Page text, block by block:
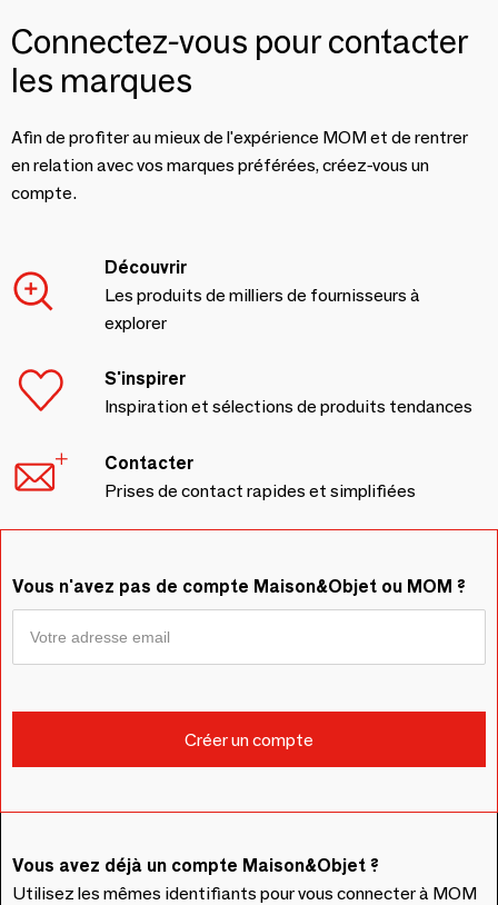
Connectez-vous pour contacter
les marques
Afin de profiter au mieux de l'expérience MOM et de rentrer
en relation avec vos marques préférées, créez-vous un
compte.
Découvrir
Les produits de milliers de fournisseurs à
explorer
S'inspirer
Inspiration et sélections de produits tendances
Contacter
Prises de contact rapides et simplifiées
Vous n'avez pas de compte Maison&Objet ou MOM ?
Vous avez déjà un compte Maison&Objet ?
Utilisez les mêmes identifiants pour vous connecter à MOM